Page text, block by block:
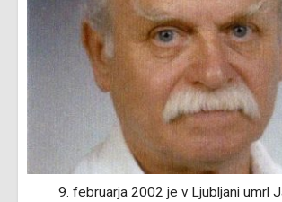
9. februarja 2002 je v Ljubljani umrl